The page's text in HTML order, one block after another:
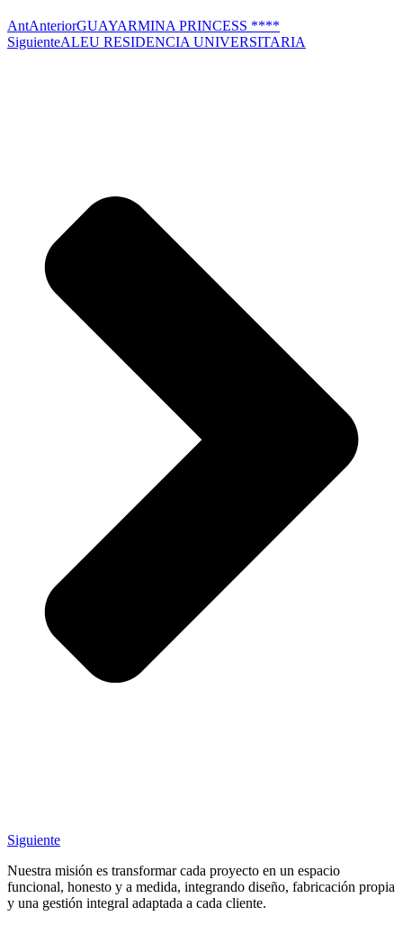
AntAnteriorGUAYARMINA PRINCESS ****
SiguienteALEU RESIDENCIA UNIVERSITARIA
Siguiente
Nuestra misión es transformar cada proyecto en un espacio
funcional, honesto y a medida, integrando diseño, fabricación propia
y una gestión integral adaptada a cada cliente.